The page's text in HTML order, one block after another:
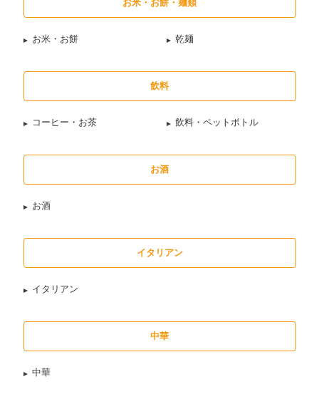
お米・お餅・麺類
お米・お餅 乾麺
飲料
コーヒー・お茶 飲料・ペットボトル
お酒
お酒
イタリアン
イタリアン
中華
中華